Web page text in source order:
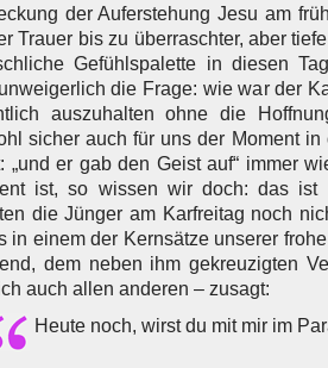
der Auferstehung Jesu am
Trauer bis zu überraschter, aber
Gefühlspalette in diesen
die Frage: wie war der
auszuhalten ohne die
sicher auch für uns der Moment
„und er gab den Geist auf“ immer
ist, so wissen wir doch: das ist
die Jünger am Karfreitag noch
in einem der Kernsätze unserer
dem neben ihm gekreuzigten
auch allen anderen – zusagt:
Heute noch, wirst du mit mir im